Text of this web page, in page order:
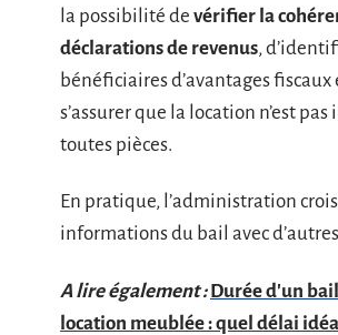
la possibilité de vérifier la
déclarations de revenus,
bénéficiaires d’avantages fiscaux
s’assurer que la location n’est
toutes pièces.
En pratique, l’administration
informations du bail avec
A lire également : Durée d'un
location meublée : quel délai